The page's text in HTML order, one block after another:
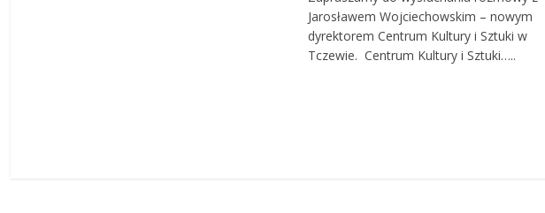
Jarosławem Wojciechowskim – nowym
dyrektorem Centrum Kultury i Sztuki w
Tczewie. Centrum Kultury i Sztuki…..